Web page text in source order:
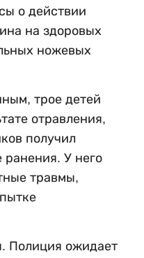
о действии
на здоровых
ножевых
трое детей
отравления,
получил
У него
травмы,
Полиция ожидает